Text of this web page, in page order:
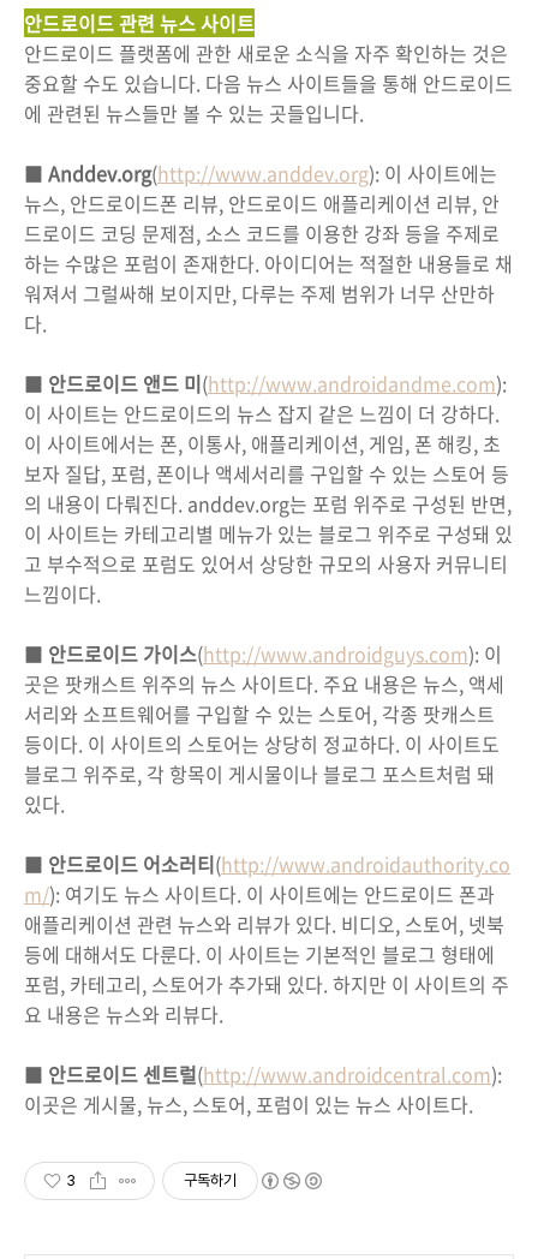
안드로이드 관련 뉴스 사이트
안드로이드 플랫폼에 관한 새로운 소식을 자주 확인하는 것은
중요할 수도 있습니다. 다음 뉴스 사이트들을 통해 안드로이드
에 관련된 뉴스들만 볼 수 있는 곳들입니다.
■ Anddev.org(http://www.anddev.org): 이 사이트에는
뉴스, 안드로이드폰 리뷰, 안드로이드 애플리케이션 리뷰, 안
드로이드 코딩 문제점, 소스 코드를 이용한 강좌 등을 주제로
하는 수많은 포럼이 존재한다. 아이디어는 적절한 내용들로 채
워져서 그럴싸해 보이지만, 다루는 주제 범위가 너무 산만하
다.
■ 안드로이드 앤드 미(http://www.androidandme.com):
이 사이트는 안드로이드의 뉴스 잡지 같은 느낌이 더 강하다.
이 사이트에서는 폰, 이통사, 애플리케이션, 게임, 폰 해킹, 초
보자 질답, 포럼, 폰이나 액세서리를 구입할 수 있는 스토어 등
의 내용이 다뤄진다. anddev.org는 포럼 위주로 구성된 반면,
이 사이트는 카테고리별 메뉴가 있는 블로그 위주로 구성돼 있
고 부수적으로 포럼도 있어서 상당한 규모의 사용자 커뮤니티
느낌이다.
■ 안드로이드 가이스(http://www.androidguys.com): 이
곳은 팟캐스트 위주의 뉴스 사이트다. 주요 내용은 뉴스, 액세
서리와 소프트웨어를 구입할 수 있는 스토어, 각종 팟캐스트
등이다. 이 사이트의 스토어는 상당히 정교하다. 이 사이트도
블로그 위주로, 각 항목이 게시물이나 블로그 포스트처럼 돼
있다.
■ 안드로이드 어소러티(http://www.androidauthority.co
m/): 여기도 뉴스 사이트다. 이 사이트에는 안드로이드 폰과
애플리케이션 관련 뉴스와 리뷰가 있다. 비디오, 스토어, 넷북
등에 대해서도 다룬다. 이 사이트는 기본적인 블로그 형태에
포럼, 카테고리, 스토어가 추가돼 있다. 하지만 이 사이트의 주
요 내용은 뉴스와 리뷰다.
■ 안드로이드 센트럴(http://www.androidcentral.com):
이곳은 게시물, 뉴스, 스토어, 포럼이 있는 뉴스 사이트다.
3 구독하기